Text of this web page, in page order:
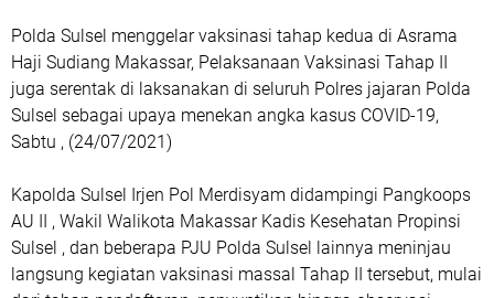
Polda Sulsel menggelar vaksinasi tahap kedua di Asrama
Haji Sudiang Makassar, Pelaksanaan Vaksinasi Tahap II
juga serentak di laksanakan di seluruh Polres jajaran Polda
Sulsel sebagai upaya menekan angka kasus COVID-19,
Sabtu , (24/07/2021)
Kapolda Sulsel Irjen Pol Merdisyam didampingi Pangkoops
AU II , Wakil Walikota Makassar Kadis Kesehatan Propinsi
Sulsel , dan beberapa PJU Polda Sulsel lainnya meninjau
langsung kegiatan vaksinasi massal Tahap II tersebut, mulai